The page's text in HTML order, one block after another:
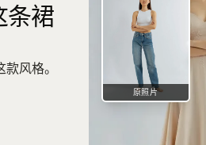
条裙
风格。
原照片